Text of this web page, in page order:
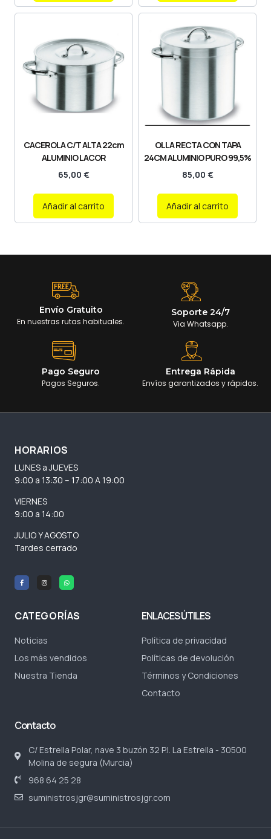
CACEROLA C/T ALTA 22cm
ALUMINIO LACOR
65,00 €
Añadir al carrito
OLLA RECTA CON TAPA
24CM ALUMINIO PURO 99,5%
85,00 €
Añadir al carrito
Envío Gratuito
En nuestras rutas habituales.
Soporte 24/7
Via Whatsapp.
Pago Seguro
Pagos Seguros.
Entrega Rápida
Envíos garantizados y rápidos.
HORARIOS
LUNES a JUEVES
9:00 a 13:30 – 17:00 A 19:00
VIERNES
9:00 a 14:00
JULIO Y AGOSTO
Tardes cerrado
CATEGORÍAS
Noticias
Los más vendidos
Nuestra Tienda
ENLACES ÚTILES
Política de privacidad
Políticas de devolución
Términos y Condiciones
Contacto
Contacto
C/ Estrella Polar, nave 3 buzón 32 P.I. La Estrella - 30500
Molina de segura (Murcia)
968 64 25 28
suministrosjgr@suministrosjgr.com